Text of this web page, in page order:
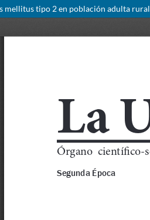
mellitus tipo 2 en población adulta rural